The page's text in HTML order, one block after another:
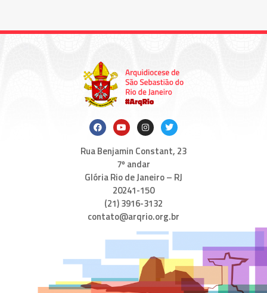
Rua Benjamin Constant, 23
7º andar
Glória Rio de Janeiro – RJ
20241-150
(21) 3916-3132
contato@arqrio.org.br